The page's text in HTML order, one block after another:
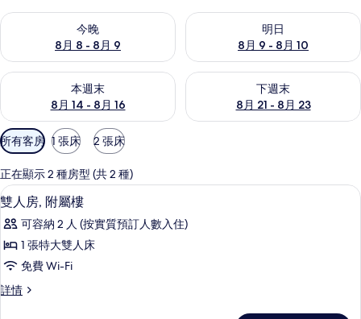
今晚
8月 8 - 8月 9
查看今晚 8月 8 - 8月 9的可訂空房
明日
8月 9 - 8月 10
查看明日 8月 9 - 8月 10的可訂
本週末
8月 14 - 8月 16
查看本週末 8月 14 - 8月 16的可訂空房
下週末
8月 21 - 8月 23
查看下週末 8月 21 - 8月 23的
可
用
嘅
客
房
篩
選
條
所有客房 1 張床 2 張床
正在顯示 2 種房型 (共 2 種)
載
入
所
有
人
雙人房, 附屬樓 | 隔音、免費 Wi-Fi、床
3
雙人房, 附屬樓
可容納 2 人 (按實質預訂人數入住)
1 張特大雙人床
免費 Wi-Fi
詳情
雙